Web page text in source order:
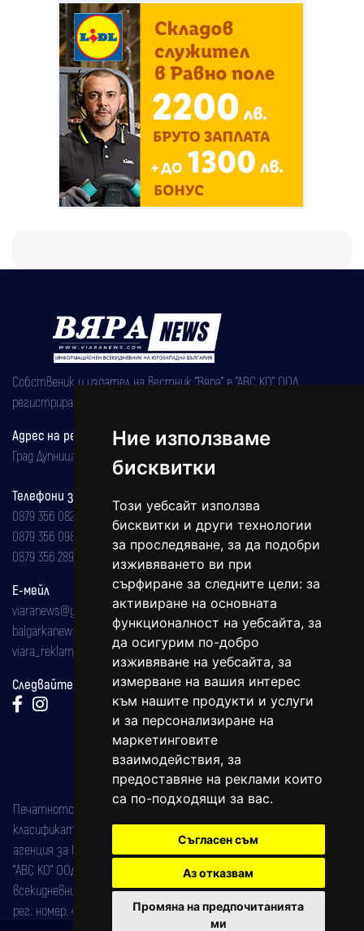
Ние използваме
бисквитки
Този уебсайт използва
бисквитки и други технологии
за проследяване, за да подобри
изживяването ви при
сърфиране за следните цели: за
активиране на основната
функционалност на уебсайта, за
да осигурим по-добро
изживяване на уебсайта, за
измерване на вашия интерес
към нашите продукти и услуги
и за персонализиране на
маркетинговите
взаимодействия, за
предоставяне на реклами които
са по-подходящи за вас.
Съгласен съм
Аз отказвам
Промяна на предпочитанията
ми
Собственик и издател на вестник "Вяра" е "АВС КО" ООД,
регистрирана на 08.05.2002 година.
Адрес на редакцията
Град Дупница, ул.''Христо Ботев" 43
Телефони за реклама и абонаменти
0879 356 082
0879 356 098
0879 356 289
Е-мейл
viaranews@gmail.com
balgarkanews@gmail.com
viara_reklama@mail.bg
Следвайте ни:
Печатното издание на вестника е регистрирано в националния
класификатор на печатните издания (Българска национална
агенция за ISSN) под номер: ISSN 1312-4722.
"АВС КО" ООД е притежател на марката: Вяра информационен
всекидневник на югозападна България, със свидетелство за марка
рег. номер: 47857/11.05.2004 година.